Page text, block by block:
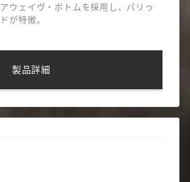
ウェイヴ・ボトムを採用し、パリっ
が特徴。
製品詳細